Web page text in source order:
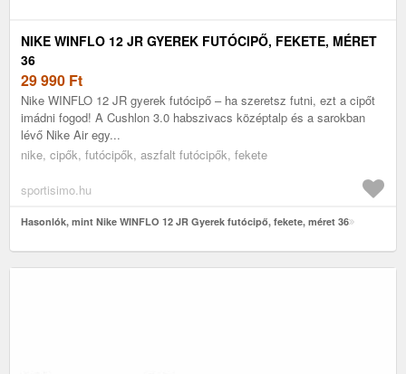
NIKE WINFLO 12 JR GYEREK FUTÓCIPŐ, FEKETE, MÉRET
36
29 990 Ft
Nike WINFLO 12 JR gyerek futócipő – ha szeretsz futni, ezt a cipőt
imádni fogod! A Cushlon 3.0 habszivacs középtalp és a sarokban
lévő Nike Air egy...
nike, cipők, futócipők, aszfalt futócipők, fekete
sportisimo.hu
Hasonlók, mint Nike WINFLO 12 JR Gyerek futócipő, fekete, méret 36